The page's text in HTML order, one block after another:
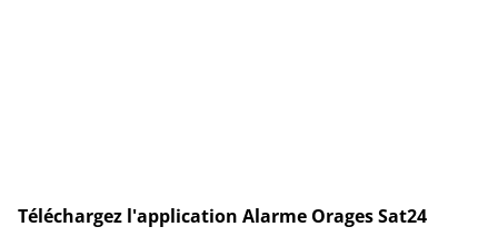
Téléchargez l'application Alarme Orages Sat24